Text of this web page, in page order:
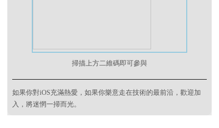
掃描上方二維碼即可參與
如果你對iOS充滿熱愛，如果你樂意走在技術的最前沿，歡迎加
入，將迷惘一掃而光。